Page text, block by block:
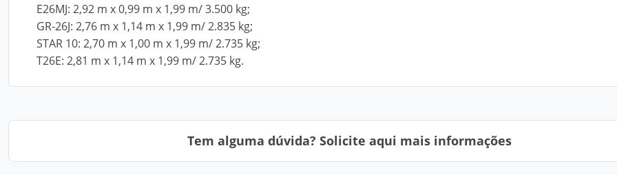
E26MJ: 2,92 m x 0,99 m x 1,99 m/ 3.500 kg;
GR-26J: 2,76 m x 1,14 m x 1,99 m/ 2.835 kg;
STAR 10: 2,70 m x 1,00 m x 1,99 m/ 2.735 kg;
T26E: 2,81 m x 1,14 m x 1,99 m/ 2.735 kg.
Tem alguma dúvida? Solicite aqui mais informações